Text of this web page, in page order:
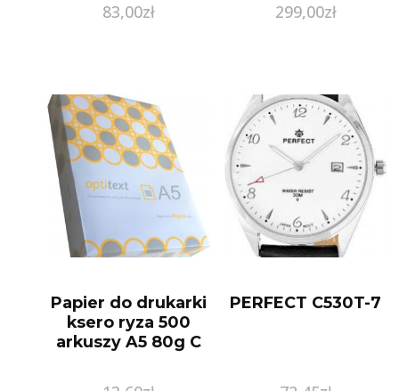
83,00zł 299,00zł
Papier do drukarki
ksero ryza 500
arkuszy A5 80g C
PERFECT C530T-7